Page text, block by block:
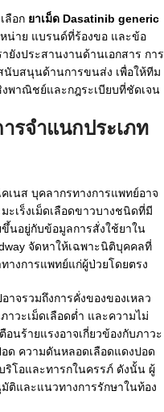
ลือก ยาเม็ด Dasatinib generic
น่าย แบรนด์ที่ร้องขอ และข้อ
ยังประสานงานด้านเอกสาร การ
นับสนุนด้านการขนส่ง เพื่อให้ทีม
พาณิชย์และกฎระเบียบที่ชัดเจน
รจำแนกประเภท
เนส บุคลากรทางการแพทย์อาจ
เร็งเม็ดเลือดขาวบางชนิดที่มี
ขึ้นอยู่กับข้อมูลการสั่งใช้ยาใน
จัดหาให้เฉพาะนิติบุคคลที่
งการแพทย์แก่ผู้ป่วยโดยตรง
าจรวมถึงการคั่งของของเหลว
าวะเม็ดเลือดต่ำ และความไม่
นร้ายแรงอาจเกี่ยวข้องกับภาวะ
ด ความดันหลอดเลือดแดงปอด
ริโอและทารกในครรภ์ ดังนั้น ผู้
ติและแนวทางการรักษาในท้อง